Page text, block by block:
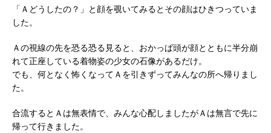
「Ａどうしたの？」と顔を覗いてみるとその顔はひきつっていま
した。
Ａの視線の先を恐る恐る見ると、おかっぱ頭が顔とともに半分崩
れて正座している着物姿の少女の石像があるだけ。
でも、何となく怖くなってＡを引きずってみんなの所へ帰りまし
た。
合流するとＡは無表情で、みんな心配しましたがＡは無言で先に
帰って行きました。